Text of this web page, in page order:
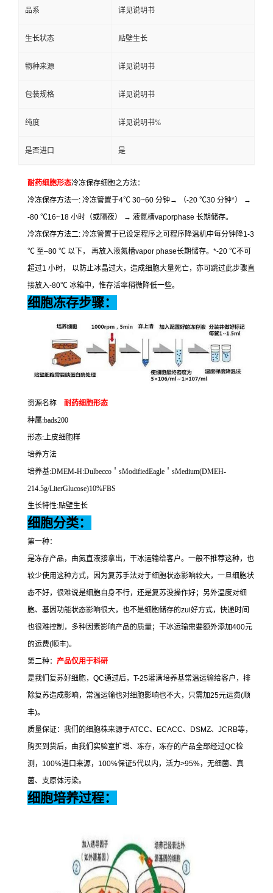
品系 详见说明书
生长状态 贴壁生长
物种来源 详见说明书
包装规格 详见说明书
纯度 详见说明书%
是否进口 是
耐药细胞形态冷冻保存细胞之方法：
冷冻保存方法一: 冷冻管置于4℃ 30~60 分钟→ （-20 ℃30 分钟*）
→
-80 ℃16~18 小时（或隔夜） → 液氮槽vaporphase 长期储存。
冷冻保存方法二: 冷冻管置于已设定程序之可程序降温机中每分钟降1-3
℃ 至–80 ℃ 以下， 再放入液氮槽vapor phase长期储存。 *-20 ℃不可
超过1 小时，
以防止冰晶过大，造成细胞大量死亡，亦可跳过此步骤直
接放入-80℃ 冰箱中，惟存活率稍微降低一些。
细胞冻存步骤：
资源名称 耐药细胞形态
种属:bads200
形态: 上皮细胞样
培养方法
培养基:DMEM-H:Dulbecco ＇ sModifiedEagle ＇ sMedium(DMEH-
214.5g/LiterGlucose)10%FBS
生长特性:贴壁生长
细胞分类：
第一种：
是冻存产品，由氮直液接拿出，干冰运输给客户。一般不推荐这种，也
较少使用这种方式，因为复苏手法对于细胞状态影响较大，一旦细胞状
态不好，很难说是细胞自身不行，还是复苏没操作好；另外温度对细
胞、基因功能状态影响很大，也不是细胞储存的zui好方式，快递时间
也很难控制，多种因素影响产品的质量；干冰运输需要额外添加400元
的运费(顺丰)。
第二种： 产品仅用于科研
是我们复苏好细胞， QC通过后， T-25灌满培养基常温运输给客户，排
除复苏造成影响，常温运输也对细胞影响也不大，只需加25元运费(顺
丰)。
质量保证：我们的细胞株来源于ATCC、 ECACC、 DSMZ、 JCRB等，
购买到货后，由我们实验室扩增、冻存，冻存的产品全部经过QC检
测， 100%进口来源， 100%保证5代以内，活力>95%，无细菌、真
菌、支原体污染。
细胞培养过程：